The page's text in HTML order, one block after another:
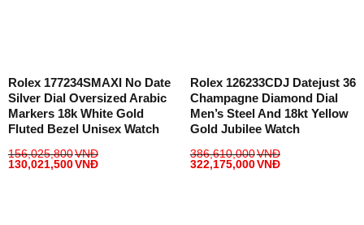
Rolex 177234SMAXI No Date
Silver Dial Oversized Arabic
Markers 18k White Gold
Fluted Bezel Unisex Watch
156,025,800VNĐ
130,021,500VNĐ
Rolex 126233CDJ Datejust 36
Champagne Diamond Dial
Men’s Steel And 18kt Yellow
Gold Jubilee Watch
386,610,000VNĐ
322,175,000VNĐ